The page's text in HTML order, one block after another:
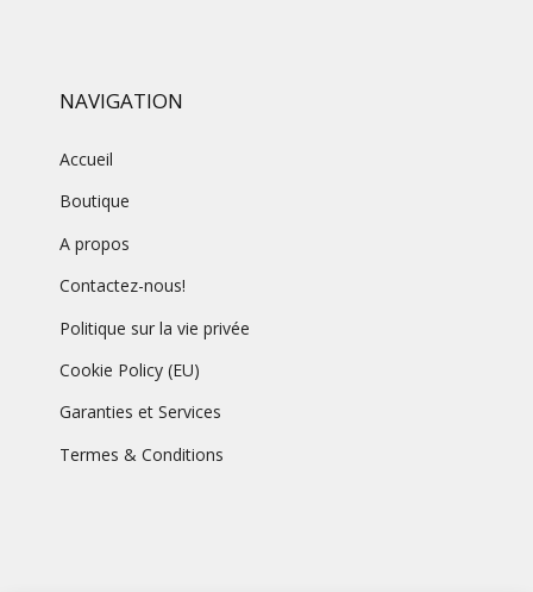
NAVIGATION
Accueil
Boutique
A propos
Contactez-nous!
Politique sur la vie privée
Cookie Policy (EU)
Garanties et Services
Termes & Conditions